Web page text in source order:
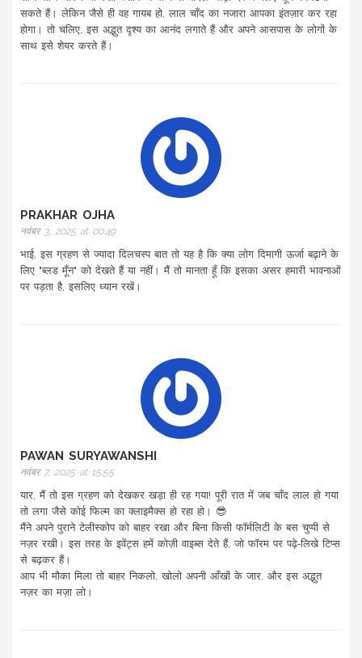
सकते हैं। लेकिन जैसे ही वह गायब हो, लाल चाँद का नजारा आपका इंतज़ार कर रहा
होगा। तो चलिए, इस अद्भुत दृश्य का आनंद लगाते हैं और अपने आसपास के लोगों के
साथ इसे शेयर करते हैं।
PRAKHAR OJHA
नवंबर 3, 2025 at 00:49
भाई, इस ग्रहण से ज्यादा दिलचस्प बात तो यह है कि क्या लोग दिमागी ऊर्जा बढ़ाने के
लिए "ब्लड मूँन" को देखते हैं या नहीं। मैं तो मानता हूँ कि इसका असर हमारी भावनाओं
पर पड़ता है, इसलिए ध्यान रखें।
PAWAN SURYAWANSHI
नवंबर 7, 2025 at 15:55
यार, मैं तो इस ग्रहण को देखकर खड़ा ही रह गया! पूरी रात में जब चाँद लाल हो गया
तो लगा जैसे कोई फिल्म का क्लाइमैक्स हो रहा हो। 😎
मैंने अपने पुराने टेलीस्कोप को बाहर रखा और बिना किसी फॉर्मलिटी के बस चुप्पी से
नज़र रखी। इस तरह के इवेंट्स हमें कोज़ी वाइब्स देते हैं, जो फॉरम पर पढ़े‑लिखे टिप्स
से बढ़कर हैं।
आप भी मौका मिला तो बाहर निकलो, खोलो अपनी आँखों के जार, और इस अद्भुत
नज़र का मज़ा लो।